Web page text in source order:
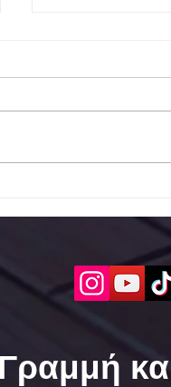
Τώρα. Με
Τώρα" όλα τα
Ελλάδας
δυνάμεις τους
Γραμμή